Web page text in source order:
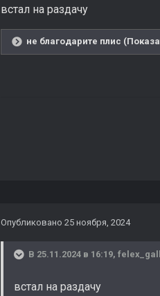
встал на раздачу
не благодарите плис
Опубликовано 25 ноября, 2024
В 25.11.2024 в 16:19,
встал на раздачу